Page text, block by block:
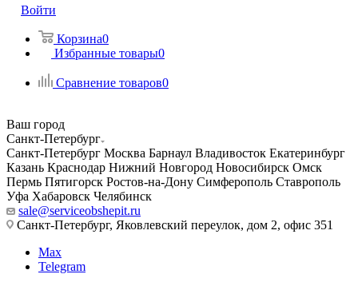
Войти
Корзина0
Избранные товары0
Сравнение товаров0
Ваш город
Санкт-Петербург
Санкт-Петербург Москва Барнаул Владивосток Екатеринбург
Казань Краснодар Нижний Новгород Новосибирск Омск
Пермь Пятигорск Ростов-на-Дону Симферополь Ставрополь
Уфа Хабаровск Челябинск
sale@serviceobshepit.ru
Санкт-Петербург, Яковлевский переулок, дом 2, офис 351
Max
Telegram